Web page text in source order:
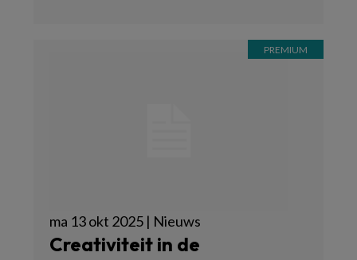
ma 13 okt 2025 | Nieuws
Creativiteit in de